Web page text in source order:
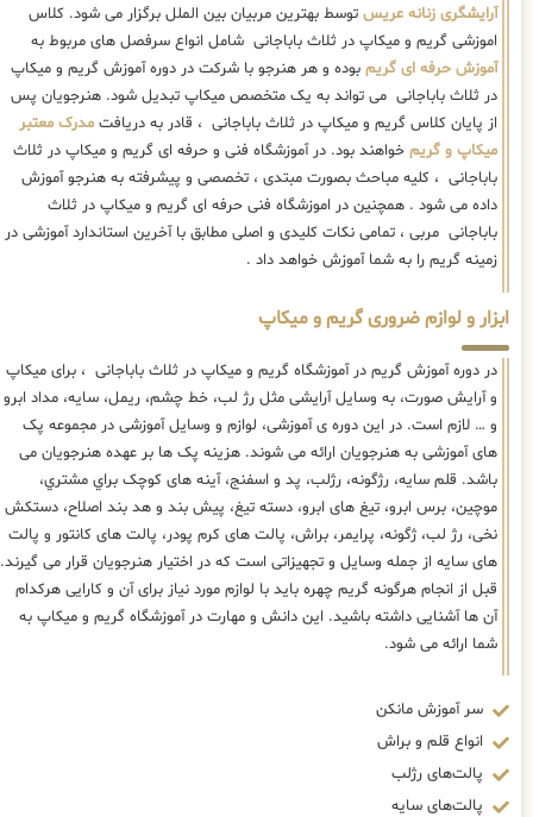
آرایشگری زنانه عریستوسط بهترین مربیان بین الملل برگزار می شود. کلاس
اموزشی گریم و میکاپ در ثلاث باباجانی شامل انواع سرفصل های مربوط به
آموزش حرفه ای گریمبوده و هر هنرجو با شرکت در دوره آموزش گریم و میکاپ
در ثلاث باباجانی می تواند به یک متخصص میکاپ تبدیل شود. هنرجویان پس
از پایان کلاس گریم و میکاپ در ثلاث باباجانی ، قادر به دریافتمدرک معتبر
میکاپ و گریمخواهند بود. در آموزشگاه فنی و حرفه ای گریم و میکاپ در ثلاث
باباجانی ، کلیه مباحث بصورت مبتدی ، تخصصی و پیشرفته به هنرجو آموزش
داده می شود . همچنین در اموزشگاه فنی حرفه ای گریم و میکاپ در ثلاث
باباجانی مربی ، تمامی نکات کلیدی و اصلی مطابق با آخرین استاندارد آموزشی در
زمینه گریم را به شما آموزش خواهد داد .
ابزار و لوازم ضروری گریم و میکاپ
در دوره آموزش گریم در آموزشگاه گریم و میکاپ در ثلاث باباجانی ، برای میکاپ
و آرایش صورت، به وسایل آرایشی مثل رژ لب، خط چشم، ریمل، سایه، مداد ابرو
و … لازم است. در این دوره ی آموزشی، لوازم و وسایل آموزشی در مجموعه پک
های آموزشی به هنرجویان ارائه می شوند. هزینه پک ها بر عهده هنرجویان می
باشد. قلم سایه، رژگونه، رژلب، پد و اسفنج، آینه های كوچک براي مشتري،
موچین، برس ابرو، تیغ های ابرو، دسته تیغ، پیش بند و هد بند اصلاح، دستکش
نخی، رژ لب، ژگونه، پرایمر، براش، پالت های کرم پودر، پالت های کانتور و پالت
های سایه از جمله وسایل و تجهیزاتی است که در اختیار هنرجویان قرار می گیرند.
قبل از انجام هرگونه گریم چهره باید با لوازم مورد نیاز برای آن و کارایی هرکدام
آن ها آشنایی داشته باشید. این دانش و مهارت در آموزشگاه گریم و میکاپ به
شما ارائه می شود.
سر آموزش مانکن
انواع قلم و براش
پالت‌های رژلب
پالت‌های سایه